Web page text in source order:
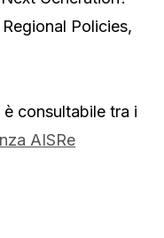
Policies,
consultabile tra i
AISRe